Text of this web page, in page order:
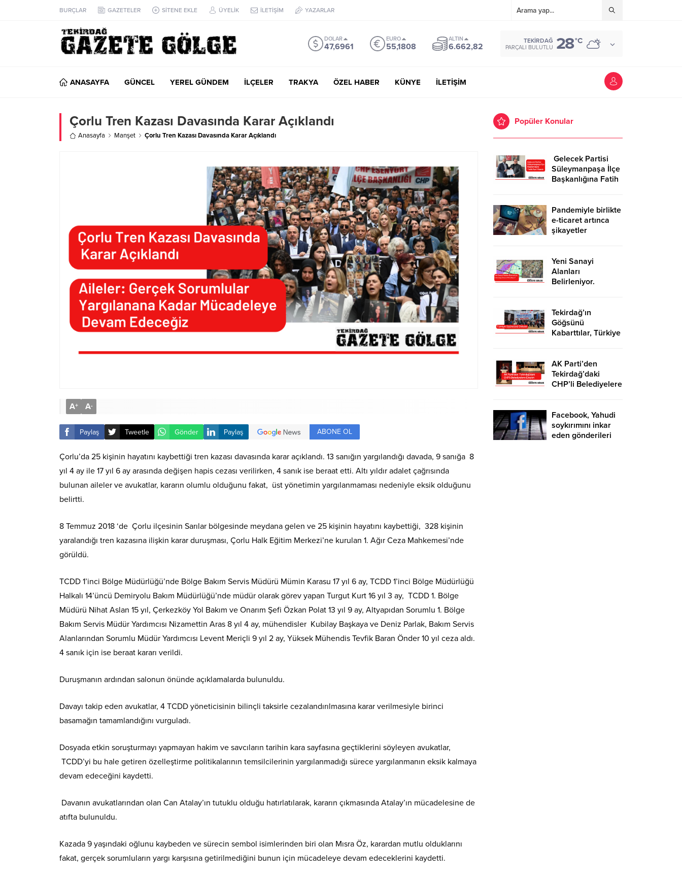
BURÇLAR GAZETELER SİTENE EKLE ÜYELİK İLETİŞİM YAZARLAR
DOLAR
47,6961
EURO
55,1808
ALTIN
6.662,82
TEKIRDAĞ
PARÇALI BULUTLU 28°C
ANASAYFA GÜNCEL YEREL GÜNDEM İLÇELER TRAKYA ÖZEL HABER KÜNYE İLETİŞİM
Çorlu Tren Kazası Davasında Karar Açıklandı
Anasayfa Manşet Çorlu Tren Kazası Davasında Karar Açıklandı
A+ A-
Paylaş Tweetle Gönder Paylaş ABONE OL
Çorlu’da 25 kişinin hayatını kaybettiği tren kazası davasında karar açıklandı. 13 sanığın yargılandığı davada, 9 sanığa 8
yıl 4 ay ile 17 yıl 6 ay arasında değişen hapis cezası verilirken, 4 sanık ise beraat etti. Altı yıldır adalet çağrısında
bulunan aileler ve avukatlar, kararın olumlu olduğunu fakat, üst yönetimin yargılanmaması nedeniyle eksik olduğunu
belirtti.
8 Temmuz 2018 ‘de Çorlu ilçesinin Sarılar bölgesinde meydana gelen ve 25 kişinin hayatını kaybettiği, 328 kişinin
yaralandığı tren kazasına ilişkin karar duruşması, Çorlu Halk Eğitim Merkezi’ne kurulan 1. Ağır Ceza Mahkemesi’nde
görüldü.
TCDD 1’inci Bölge Müdürlüğü’nde Bölge Bakım Servis Müdürü Mümin Karasu 17 yıl 6 ay, TCDD 1’inci Bölge Müdürlüğü
Halkalı 14’üncü Demiryolu Bakım Müdürlüğü’nde müdür olarak görev yapan Turgut Kurt 16 yıl 3 ay, TCDD 1. Bölge
Müdürü Nihat Aslan 15 yıl, Çerkezköy Yol Bakım ve Onarım Şefi Özkan Polat 13 yıl 9 ay, Altyapıdan Sorumlu 1. Bölge
Bakım Servis Müdür Yardımcısı Nizamettin Aras 8 yıl 4 ay, mühendisler Kubilay Başkaya ve Deniz Parlak, Bakım Servis
Alanlarından Sorumlu Müdür Yardımcısı Levent Meriçli 9 yıl 2 ay, Yüksek Mühendis Tevfik Baran Önder 10 yıl ceza aldı.
4 sanık için ise beraat kararı verildi.
Duruşmanın ardından salonun önünde açıklamalarda bulunuldu.
Davayı takip eden avukatlar, 4 TCDD yöneticisinin bilinçli taksirle cezalandırılmasına karar verilmesiyle birinci
basamağın tamamlandığını vurguladı.
Dosyada etkin soruşturmayı yapmayan hakim ve savcıların tarihin kara sayfasına geçtiklerini söyleyen avukatlar,
TCDD’yi bu hale getiren özelleştirme politikalarının temsilcilerinin yargılanmadığı sürece yargılanmanın eksik kalmaya
devam edeceğini kaydetti.
Davanın avukatlarından olan Can Atalay’ın tutuklu olduğu hatırlatılarak, kararın çıkmasında Atalay’ın mücadelesine de
atıfta bulunuldu.
Kazada 9 yaşındaki oğlunu kaybeden ve sürecin sembol isimlerinden biri olan Mısra Öz, karardan mutlu olduklarını
fakat, gerçek sorumluların yargı karşısına getirilmediğini bunun için mücadeleye devam edeceklerini kaydetti.
Popüler Konular
Gelecek Partisi
Süleymanpaşa İlçe
Başkanlığına Fatih
Pandemiyle birlikte
e-ticaret artınca
şikayetler
Yeni Sanayi
Alanları
Belirleniyor.
Tekirdağ’ın
Göğsünü
Kabarttılar, Türkiye
AK Parti’den
Tekirdağ’daki
CHP’li Belediyelere
Facebook, Yahudi
soykırımını inkar
eden gönderileri